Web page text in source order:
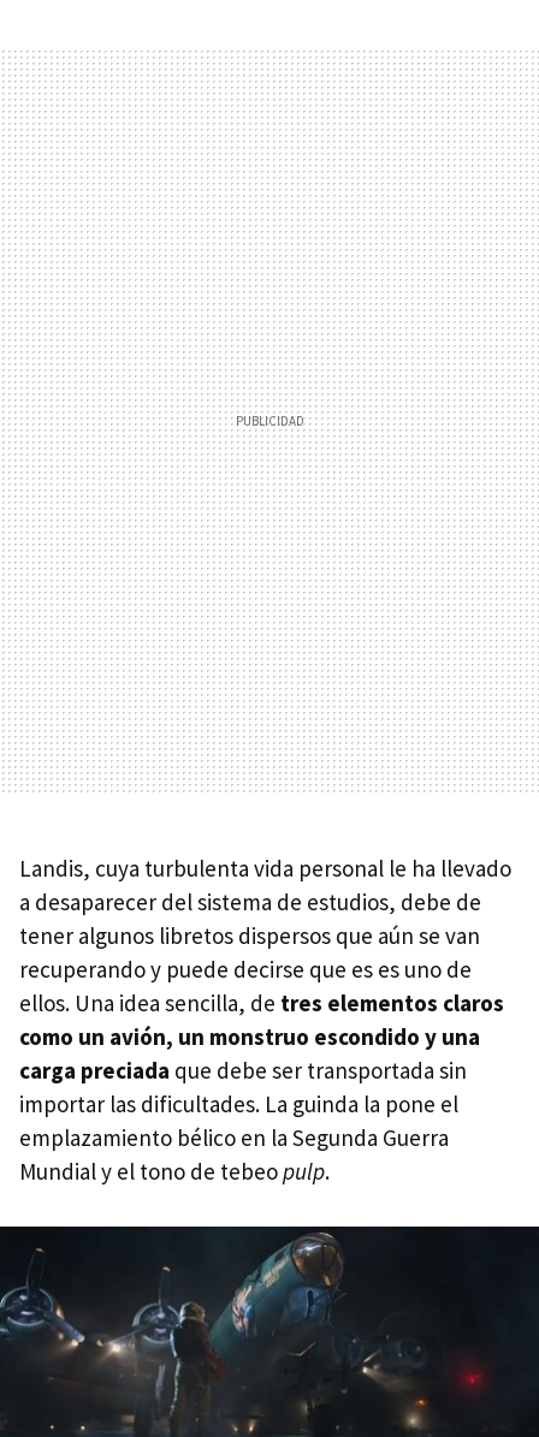
Landis, cuya turbulenta vida personal le ha llevado
a desaparecer del sistema de estudios, debe de
tener algunos libretos dispersos que aún se van
recuperando y puede decirse que es es uno de
ellos. Una idea sencilla, de tres elementos claros
como un avión, un monstruo escondido y una
carga preciada que debe ser transportada sin
importar las dificultades. La guinda la pone el
emplazamiento bélico en la Segunda Guerra
Mundial y el tono de tebeopulp.